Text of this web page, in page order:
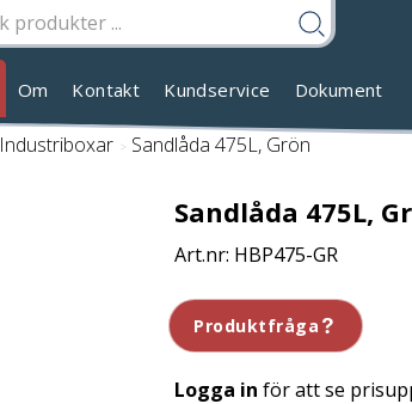
Om Kontakt Kundservice Dokument
Industriboxar / Sandlåda 475L, Grön
Sandlåda 475L,
HBP475-GR
Produktfråga
Logga in för att se